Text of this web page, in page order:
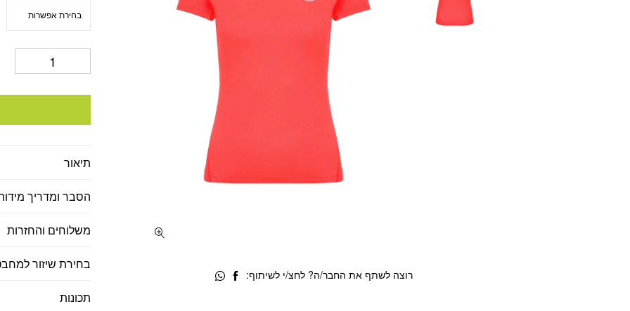
תיאור
הסבר ומדריך
משלוחים והחזרות
בחירת שיזור
תכונות
רוצה לשתף את החבר/ה? לחצ/י לשיתוף: